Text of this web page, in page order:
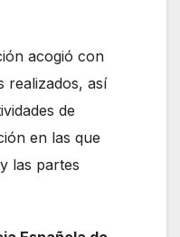
acogió con
realizados, así
de
en las que
las partes